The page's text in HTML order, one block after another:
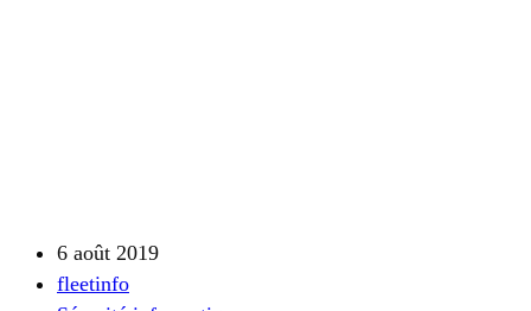
6 août 2019
fleetinfo